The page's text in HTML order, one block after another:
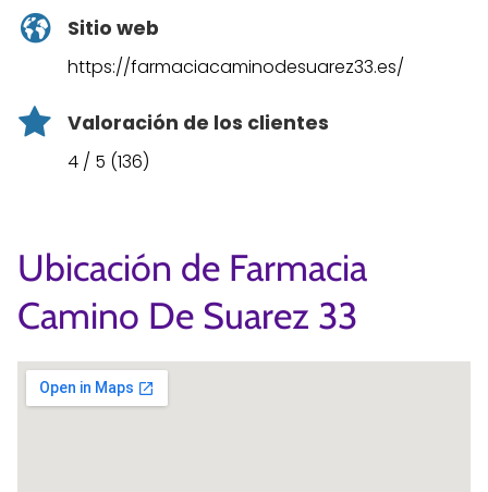
Sitio web
https://farmaciacaminodesuarez33.es/
Valoración de los clientes
4 / 5 (136)
Ubicación de Farmacia
Camino De Suarez 33